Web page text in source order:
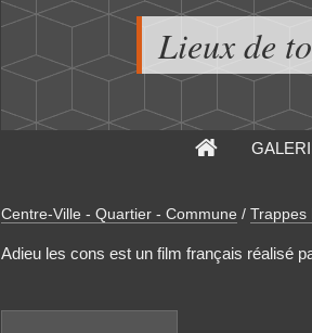
Lieux de
Centre-Ville - Quartier - Commune / Trappes
Adieu les cons est un film français réalisé